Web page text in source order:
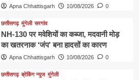
Apna Chhattisgarh 10/08/2026 0
छत्तीसगढ़ मुंगेली सरगांव
NH-130 पर मवेशियों का कब्जा, मदवानी मोड़
का खतरनाक ‘जंप’ बना हादसों का कारण
Apna Chhattisgarh 10/08/2026 0
छत्तीसगढ़ ब्रेकिंग न्यूज मुंगेली